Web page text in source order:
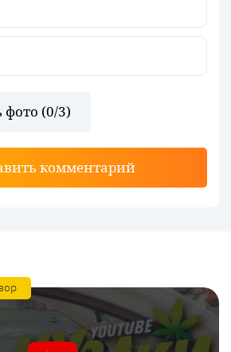
фото (0/3)
комментарий